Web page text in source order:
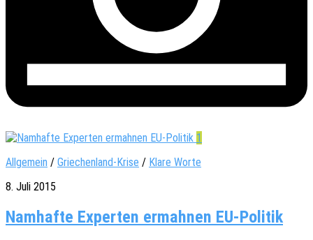
1
Allgemein / Griechenland-Krise / Klare Worte
8. Juli 2015
Namhafte Experten ermahnen EU-Politik